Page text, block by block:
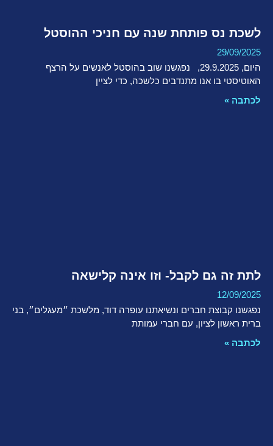
לשכת נס פותחת שנה עם חניכי ההוסטל
29/09/2025
היום, ‎29.9.2025, נפגשנו שוב בהוסטל לאנשים על הרצף
האוטיסטי בו אנו מתנדבים כלשכה, כדי לציין
לכתבה »
לתת זה גם לקבל- וזו אינה קלישאה
12/09/2025
נפגשנו קבוצת חברים ונשיאתנו עופרה דוד, מלשכת ״מעגלים״, בני
ברית ראשון לציון, עם חברי עמותת
לכתבה »